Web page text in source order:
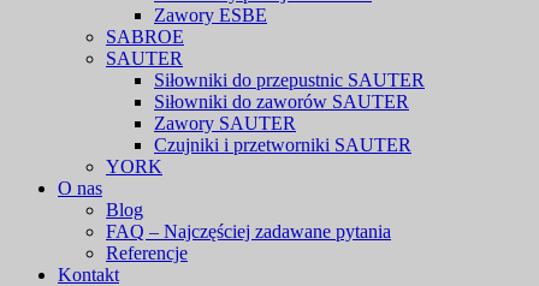
Zawory ESBE
SABROE
SAUTER
Siłowniki do przepustnic SAUTER
Siłowniki do zaworów SAUTER
Zawory SAUTER
Czujniki i przetworniki SAUTER
YORK
O nas
Blog
FAQ – Najczęściej zadawane pytania
Referencje
Kontakt